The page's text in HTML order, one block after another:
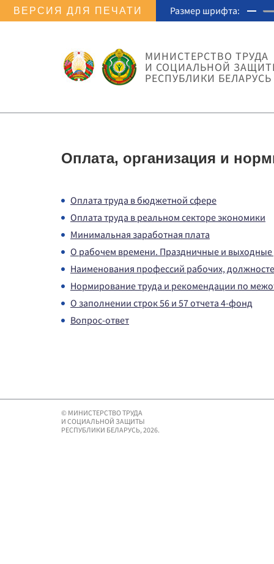
ВЕРСИЯ ДЛЯ ПЕЧАТИ Размер шрифта:
МИНИСТЕРСТВО ТРУДА
И СОЦИАЛЬНОЙ
РЕСПУБЛИКИ БЕЛАРУСЬ
Оплата, организация и
Оплата труда в бюджетной сфере
Оплата труда в реальном секторе экономики
Минимальная заработная плата
О рабочем времени. Праздничные и
Наименования профессий рабочих,
Нормирование труда и рекомендации по
О заполнении строк 56 и 57 отчета 4-фонд
Вопрос-ответ
© МИНИСТЕРСТВО ТРУДА
И СОЦИАЛЬНОЙ ЗАЩИТЫ
РЕСПУБЛИКИ БЕЛАРУСЬ, 2026.